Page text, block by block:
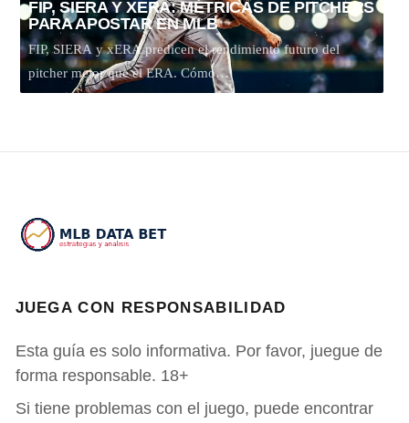
FIP, SIERA Y XERA: MÉTRICAS DE PITCHERS
PARA APOSTAR EN MLB
FIP, SIERA y xERA predicen el rendimiento futuro del
pitcher mejor que el ERA. Cómo…
JUEGA CON RESPONSABILIDAD
Esta guía es solo informativa. Por favor, juegue de
forma responsable. 18+
Si tiene problemas con el juego, puede encontrar